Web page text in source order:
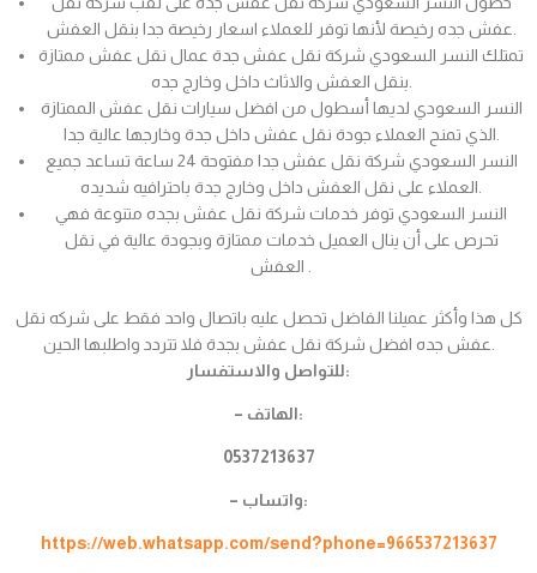
تمتلك النسر السعودي شركة نقل عفش جدة عمال نقل عفش ممتازة
النسر السعودي لديها أسطول من افضل سيارات نقل عفش الممتازة
النسر السعودي شركة نقل عفش جدا مفتوحة 24 ساعة تساعد جميع
النسر السعودي توفر خدمات شركة نقل عفش بجده متنوعة فهي
تحرص على أن ينال العميل خدمات ممتازة وبجودة عالية في نقل
كل هذا وأكثر عميلنا الفاضل تحصل عليه باتصال واحد فقط على شركه نقل
للتواصل والاستفسار:
– الهاتف:
0537213637
– واتساب:
https://web.whatsapp.com/send?phone=966537213637